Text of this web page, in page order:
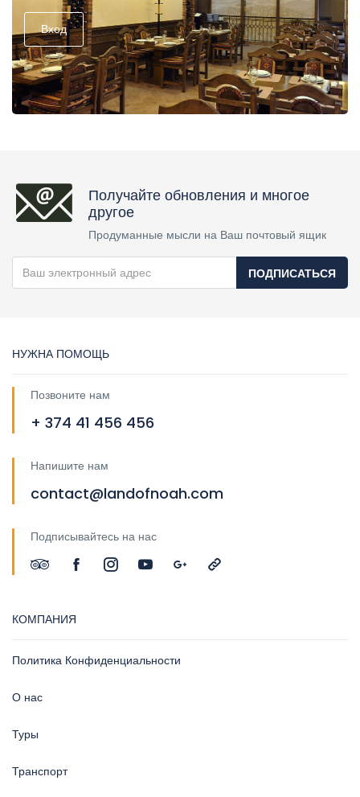
Вход
Получайте обновления и многое
другое
Продуманные мысли на Ваш почтовый ящик
ПОДПИСАТЬСЯ
НУЖНА ПОМОЩЬ
Позвоните нам
+ 374 41 456 456
Напишите нам
contact@landofnoah.com
Подписывайтесь на нас
КОМПАНИЯ
Политика Конфиденциальности
О нас
Туры
Транспорт